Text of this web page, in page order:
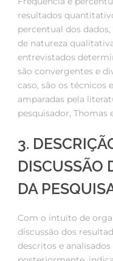
resultados
percentual dos
de natureza
entrevistados
são convergentes e
caso, são os técnicos
amparadas pela
pesquisador, Thomas
3.
DISCUSSÃO
DA
Com o intuito de
discussão dos
descritos e